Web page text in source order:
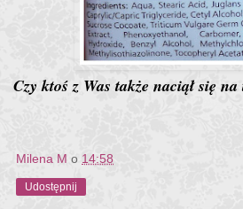
Czy ktoś z Was także naciął się
Milena M o 14:58
Udostępnij